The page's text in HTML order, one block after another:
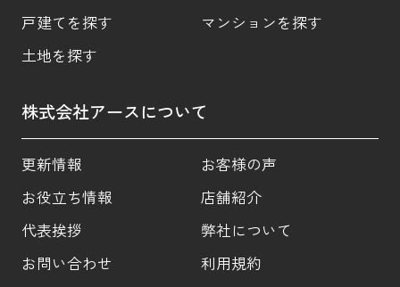
戸建てを探す
マンションを探す
土地を探す
株式会社アースについて
更新情報
お客様の声
お役立ち情報
店舗紹介
代表挨拶
弊社について
お問い合わせ
利用規約